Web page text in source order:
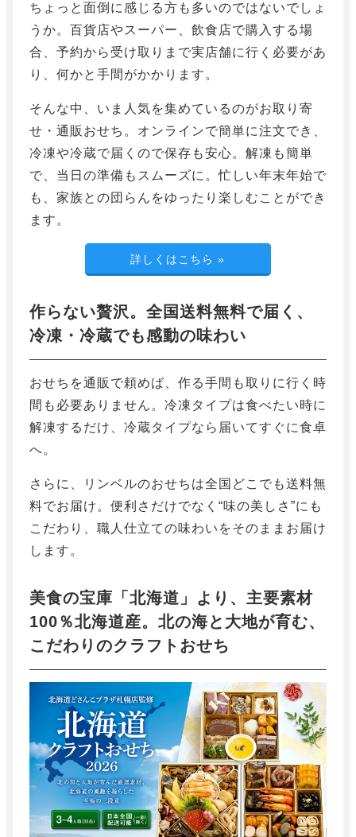
ちょっと面倒に感じる方も多いのではないでしょ
うか。百貨店やスーパー、飲食店で購入する場
合、予約から受け取りまで実店舗に行く必要があ
り、何かと手間がかかります。
そんな中、いま人気を集めているのがお取り寄
せ・通販おせち。オンラインで簡単に注文でき、
冷凍や冷蔵で届くので保存も安心。解凍も簡単
で、当日の準備もスムーズに。忙しい年末年始で
も、家族との団らんをゆったり楽しむことができ
ます。
詳しくはこちら »
作らない贅沢。全国送料無料で届く、
冷凍・冷蔵でも感動の味わい
おせちを通販で頼めば、作る手間も取りに行く時
間も必要ありません。冷凍タイプは食べたい時に
解凍するだけ、冷蔵タイプなら届いてすぐに食卓
へ。
さらに、リンベルのおせちは全国どこでも送料無
料でお届け。便利さだけでなく“味の美しさ”にも
こだわり、職人仕立ての味わいをそのままお届け
します。
美食の宝庫「北海道」より、主要素材
100％北海道産。北の海と大地が育む、
こだわりのクラフトおせち